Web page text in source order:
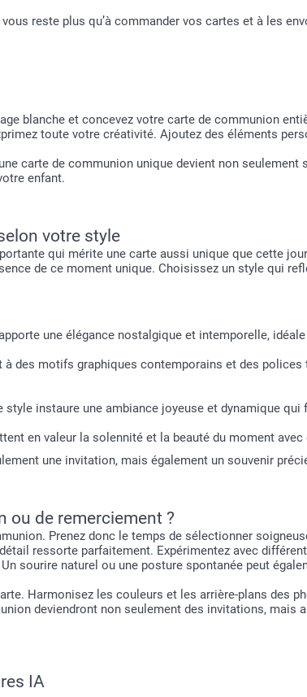
reste plus qu’à commander vos cartes et à les
blanche et concevez votre carte de communion
toute votre créativité. Ajoutez des éléments
carte de communion unique devient non
enfant.
votre style
qui mérite une carte aussi unique que cette
de ce moment unique. Choisissez un style qui
une élégance nostalgique et intemporelle,
des motifs graphiques contemporains et des
instaure une ambiance joyeuse et dynamique
en valeur la solennité et la beauté du moment
une invitation, mais également un souvenir
ou de remerciement ?
Prenez donc le temps de sélectionner
ressorte parfaitement. Expérimentez avec
sourire naturel ou une posture spontanée peut
Harmonisez les couleurs et les arrière-plans des
deviendront non seulement des invitations, mais
IA